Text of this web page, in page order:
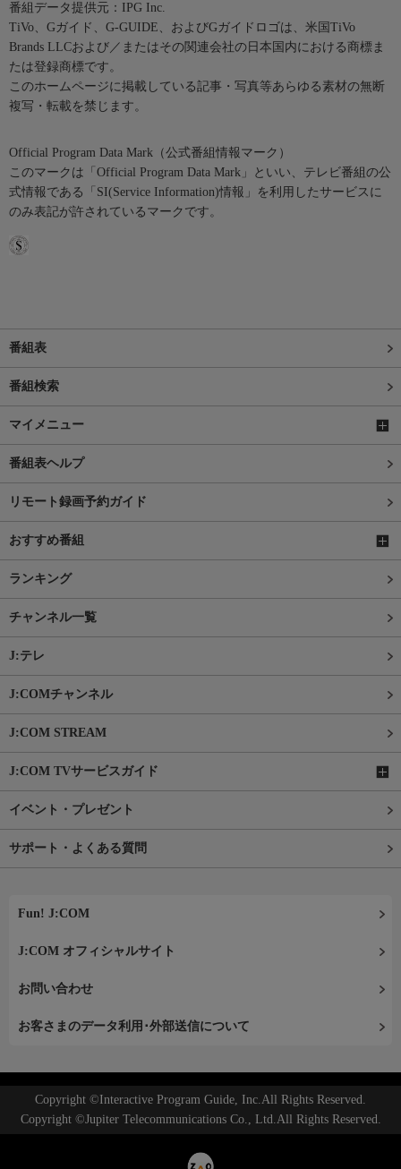
番組データ提供元：IPG Inc.
TiVo、Gガイド、G-GUIDE、およびGガイドロゴは、米国TiVo
Brands LLCおよび／またはその関連会社の日本国内における商標ま
たは登録商標です。
このホームページに掲載している記事・写真等あらゆる素材の無断
複写・転載を禁じます。
Official Program Data Mark（公式番組情報マーク）
このマークは「Official Program Data Mark」といい、テレビ番組の公
式情報である「SI(Service Information)情報」を利用したサービスに
のみ表記が許されているマークです。
番組表
番組検索
マイメニュー
番組表ヘルプ
リモート録画予約ガイド
おすすめ番組
ランキング
チャンネル一覧
J:テレ
J:COMチャンネル
J:COM STREAM
J:COM TVサービスガイド
イベント・プレゼント
サポート・よくある質問
Fun! J:COM
J:COM オフィシャルサイト
お問い合わせ
お客さまのデータ利用･外部送信について
Copyright ©Interactive Program Guide, Inc.All Rights Reserved.
Copyright ©Jupiter Telecommunications Co., Ltd.All Rights Reserved.